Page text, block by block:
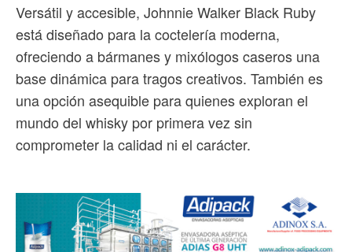
Versátil y accesible, Johnnie Walker Black Ruby
está diseñado para la coctelería moderna,
ofreciendo a bármanes y mixólogos caseros una
base dinámica para tragos creativos. También es
una opción asequible para quienes exploran el
mundo del whisky por primera vez sin
comprometer la calidad ni el carácter.